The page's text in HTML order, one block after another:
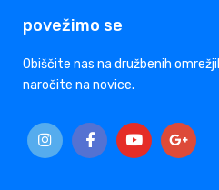
povežimo se
Obiščite nas na družbenih
naročite na novice.